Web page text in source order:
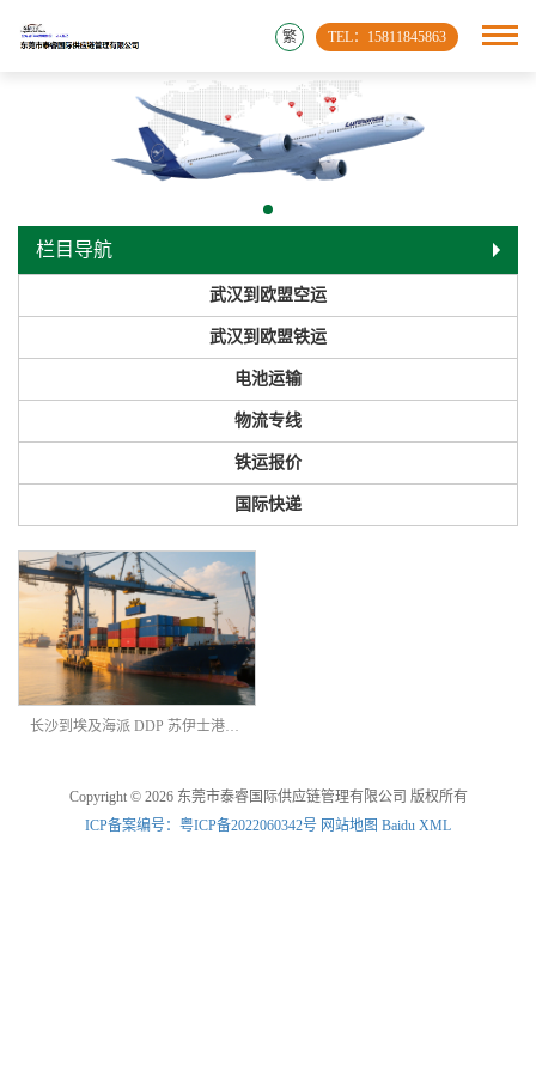
TEL：15811845863
繁
栏目导航
武汉到欧盟空运
武汉到欧盟铁运
电池运输
物流专线
铁运报价
国际快递
长沙到埃及海派 DDP 苏伊士港海运双清
Copyright © 2026 东莞市泰睿国际供应链管理有限公司 版权所有
ICP备案编号：粤ICP备2022060342号 网站地图 Baidu XML